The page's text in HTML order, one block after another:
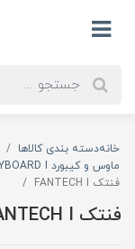
خانهدسته بندی کالاها
ماوس و کیبورد MOUSE & KEYBOARD I
فنتک FANTECH I
فنتک FANTECH I